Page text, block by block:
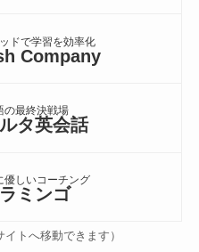
ドで学習を効率化
Company
の最終決戦場
タ英会話
優しいコーチング
ミンゴ
トへ移動できます）